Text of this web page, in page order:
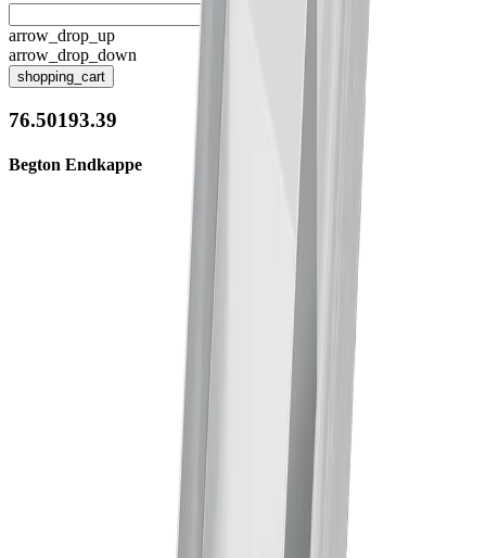
arrow_drop_up
arrow_drop_down
shopping_cart
76.50193.39
Begton Endkappe